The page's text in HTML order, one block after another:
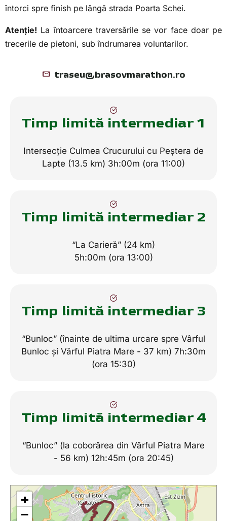
întorci spre finish pe lângă strada Poarta Schei.
Atenţie! La întoarcere traversările se vor face doar pe
trecerile de pietoni, sub îndrumarea voluntarilor.
traseu@brasovmarathon.ro
Timp limită intermediar 1
Intersecție Culmea Crucurului cu Peștera de
Lapte (13.5 km) 3h:00m (ora 11:00)
Timp limită intermediar 2
“La Carieră” (24 km)
5h:00m (ora 13:00)
Timp limită intermediar 3
“Bunloc” (înainte de ultima urcare spre Vârful
Bunloc și Vârful Piatra Mare - 37 km) 7h:30m
(ora 15:30)
Timp limită intermediar 4
“Bunloc” (la coborârea din Vârful Piatra Mare
- 56 km) 12h:45m (ora 20:45)
+
−